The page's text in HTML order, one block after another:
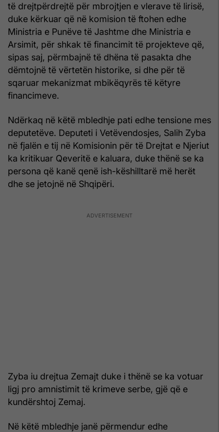
të drejtpërdrejtë për mbrojtjen e vlerave të lirisë,
duke kërkuar që në komision të ftohen edhe
Ministria e Punëve të Jashtme dhe Ministria e
Arsimit, për shkak të financimit të projekteve që,
sipas saj, përmbajnë të dhëna të pasakta dhe
dëmtojnë të vërtetën historike, si dhe për të
sqaruar mekanizmat mbikëqyrës të këtyre
financimeve.
Ndërkaq në këtë mbledhje pati edhe tensione mes
deputetëve. Deputeti i Vetëvendosjes, Salih Zyba
në fjalën e tij në Komisionin për të Drejtat e Njeriut
ka kritikuar Qeveritë e kaluara, duke thënë se ka
persona që kanë qenë ish-këshilltarë më herët
dhe se jetojnë në Shqipëri.
Zyba iu drejtua Zemajt duke i thënë se ka votuar
ligj pro amnistimit të krimeve serbe, gjë që e
kundërshtoj Zemaj.
Në këtë mbledhje janë përmendur edhe